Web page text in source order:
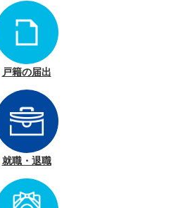
戸籍の届出
就職・退職